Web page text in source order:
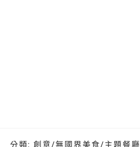
分類: 創意/無國界美食/主題餐廳